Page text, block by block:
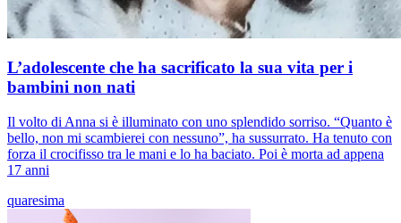
L’adolescente che ha sacrificato la sua vita per i
bambini non nati
Il volto di Anna si è illuminato con uno splendido sorriso. “Quanto è
bello, non mi scambierei con nessuno”, ha sussurrato. Ha tenuto con
forza il crocifisso tra le mani e lo ha baciato. Poi è morta ad appena
17 anni
quaresima